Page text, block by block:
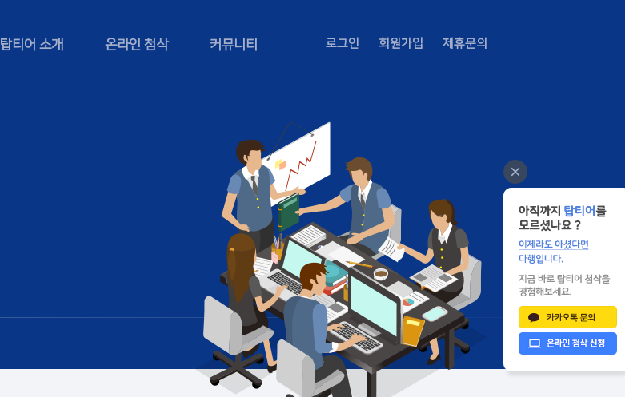
탑티어 소개 온라인 첨삭 커뮤니티 로그인 회원가입 제휴문의